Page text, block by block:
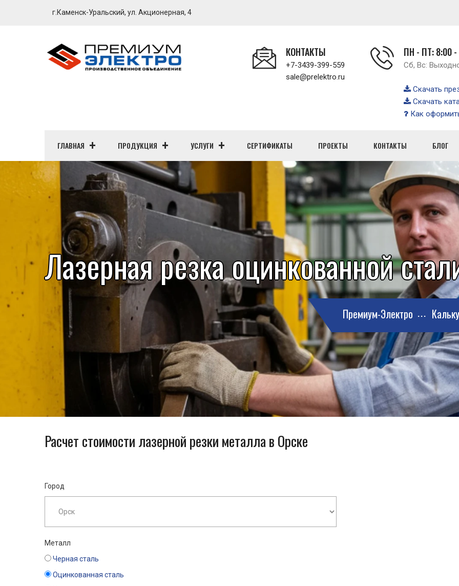
г.Каменск-Уральский, ул. Акционерная, 4
КОНТАКТЫ
+7-3439-399-559
sale@prelektro.ru
ПН - ПТ: 8:00 -
Сб, Вс:
Скачать
Скачать
Как
ГЛАВНАЯ ПРОДУКЦИЯ УСЛУГИ СЕРТИФИКАТЫ ПРОЕКТЫ КОНТАКТЫ БЛОГ
Лазерная резка оцинкованной
Премиум-Электро
Расчет стоимости лазерной резки металла в Орске
Город
Металл
Черная сталь
Оцинкованная сталь